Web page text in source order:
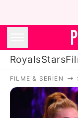
RoyalsStars
FILME & SERIEN